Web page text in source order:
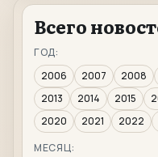
Всего
ГОД:
2006
2007 2008
2013
2014 2015
2020
2021 2022
МЕСЯЦ: